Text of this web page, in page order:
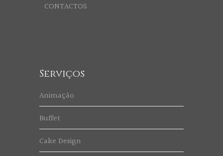
CONTACTOS
Serviços
Animação
Buffet
Cake Design